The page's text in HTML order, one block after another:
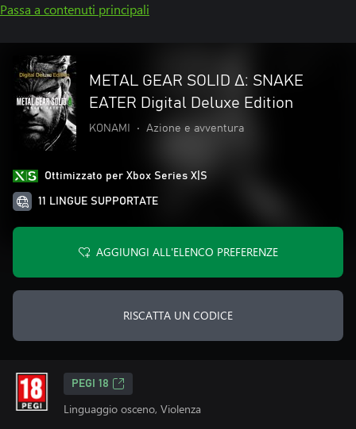
Passa a contenuti principali
METAL GEAR SOLID Δ: SNAKE
EATER Digital Deluxe Edition
KONAMI • Azione e avventura
Ottimizzato per Xbox Series X|S
11 LINGUE SUPPORTATE
AGGIUNGI ALL'ELENCO PREFERENZE
RISCATTA UN CODICE
PEGI 18
Linguaggio osceno, Violenza